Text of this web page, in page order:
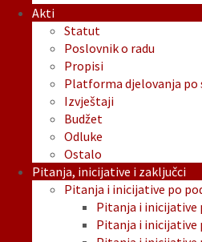
Akti
Statut
Poslovnik o radu
Propisi
Platforma djelovanja po
Izvještaji
Budžet
Odluke
Ostalo
Pitanja, inicijative i zaključci
Pitanja i inicijative po
Pitanja i inicijative
Pitanja i inicijative